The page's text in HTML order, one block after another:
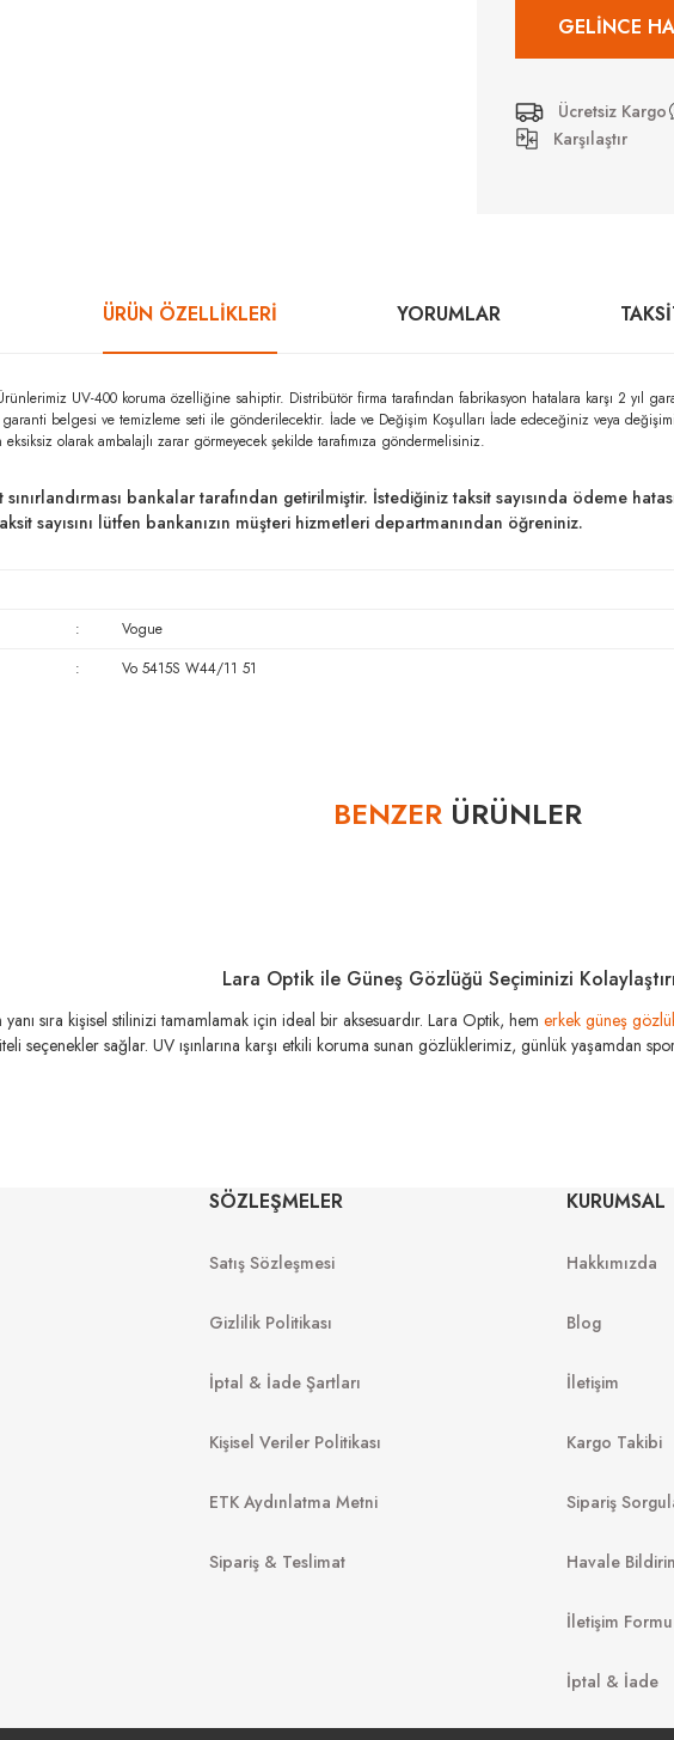
GELINCE
Ücretsiz Kargo
Karşılaştır
ÜRÜN ÖZELLİKLERİ YORUMLAR
UV-400 koruma özelliğine sahiptir. Distribütör firma tarafından fabrikasyon hatalara karşı 2 yıl
garanti belgesi ve temizleme seti ile gönderilecektir. İade ve Değişim Koşulları İade edeceğiniz veya
olarak ambalajlı zarar görmeyecek şekilde tarafımıza göndermelisiniz.
bankalar tarafından getirilmiştir. İstediğiniz taksit sayısında ödeme
sayısını lütfen bankanızın müşteri hizmetleri departmanından öğreniniz.
:
Vogue
: Vo 5415S W44/11 51
BENZER ÜRÜNLER
VO
Lara Optik ile Güneş Gözlüğü Seçiminizi
sıra kişisel stilinizi tamamlamak için ideal bir aksesuardır. Lara Optik, hem erkek güneş
seçenekler sağlar. UV ışınlarına karşı etkili koruma sunan gözlüklerimiz, günlük yaşamdan
SÖZLEŞMELER
Satış Sözleşmesi
Gizlilik Politikası
İptal & İade Şartları
Kişisel Veriler Politikası
ETK Aydınlatma Metni
Sipariş & Teslimat
KURUMSAL
Hakkımızda
Blog
İletişim
Kargo Takibi
Sipariş
Havale
İletişim Formu
İptal & İade